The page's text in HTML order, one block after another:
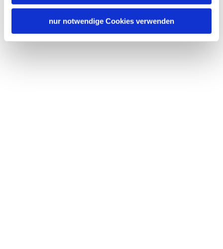
nur notwendige Cookies verwenden